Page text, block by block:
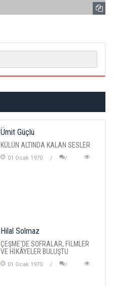
Ümit Güçlü
KÜLÜN ALTINDA KALAN SESLER
01 Ocak 1970
Hilal Solmaz
ÇEŞME'DE SOFRALAR, FİLMLER
VE HİKÂYELER BULUŞTU
01 Ocak 1970